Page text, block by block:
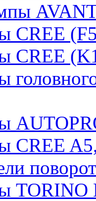
CREE
CREE
CREE